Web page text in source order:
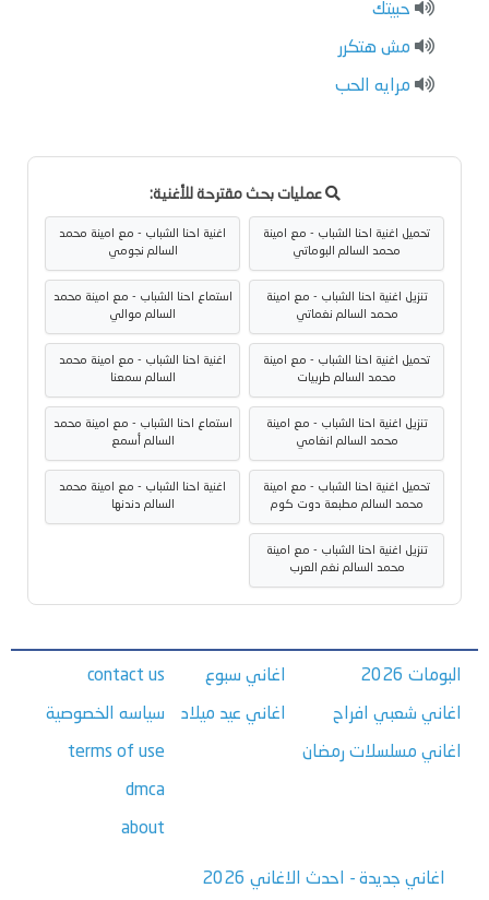
حبيتك
مش هتكرر
مرايه الحب
عمليات بحث مقترحة للأغنية:
تحميل اغنية احنا الشباب - مع امينة
محمد السالم البوماتي
اغنية احنا الشباب - مع امينة محمد
السالم نجومي
تنزيل اغنية احنا الشباب - مع امينة
محمد السالم نغماتي
استماع احنا الشباب - مع امينة محمد
السالم موالي
تحميل اغنية احنا الشباب - مع امينة
محمد السالم طربيات
اغنية احنا الشباب - مع امينة محمد
السالم سمعنا
تنزيل اغنية احنا الشباب - مع امينة
محمد السالم انغامي
استماع احنا الشباب - مع امينة محمد
السالم أسمع
تحميل اغنية احنا الشباب - مع امينة
محمد السالم مطبعة دوت كوم
اغنية احنا الشباب - مع امينة محمد
السالم دندنها
تنزيل اغنية احنا الشباب - مع امينة
محمد السالم نغم العرب
البومات 2026
اغاني شعبي افراح
اغاني مسلسلات رمضان
اغاني سبوع
اغاني عيد ميلاد
contact us
سياسه الخصوصية
terms of use
dmca
about
اغاني جديدة - احدث الاغاني 2026